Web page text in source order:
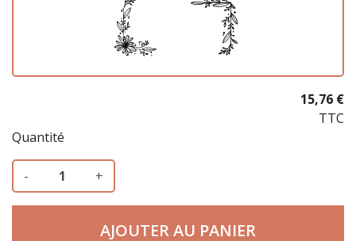
15,76 €
TTC
Quantité
- +
AJOUTER AU PANIER